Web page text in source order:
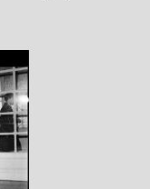
Pavlova